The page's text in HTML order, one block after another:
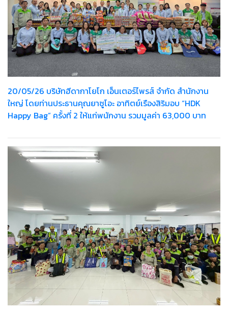
20/05/26 บริษัทฮีดากาโยโก เอ็นเตอร์ไพรส์ จำกัด สำนักงาน
ใหญ่ โดยท่านประธานคุณยาซูโอะ อาทิตย์เรืองสิริมอบ “HDK
Happy Bag” ครั้งที่ 2 ให้แก่พนักงาน รวมมูลค่า 63,000 บาท